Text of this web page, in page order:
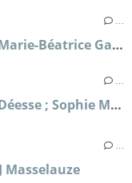
La falaise de la Repentie, tome 1 ; Marie-Béatrice Gauvin
Clodia ou le scandale de la Bonne Déesse ; Sophie Malick-Prunier
Masselauze